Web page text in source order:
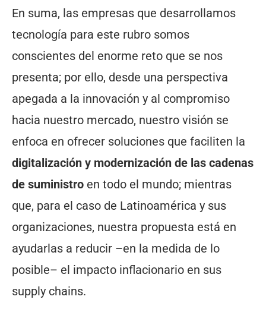
En suma, las empresas que desarrollamos
tecnología para este rubro somos
conscientes del enorme reto que se nos
presenta; por ello, desde una perspectiva
apegada a la innovación y al compromiso
hacia nuestro mercado, nuestro visión se
enfoca en ofrecer soluciones que faciliten la
digitalización y modernización de las cadenas
de suministro en todo el mundo; mientras
que, para el caso de Latinoamérica y sus
organizaciones, nuestra propuesta está en
ayudarlas a reducir –en la medida de lo
posible– el impacto inflacionario en sus
supply chains.